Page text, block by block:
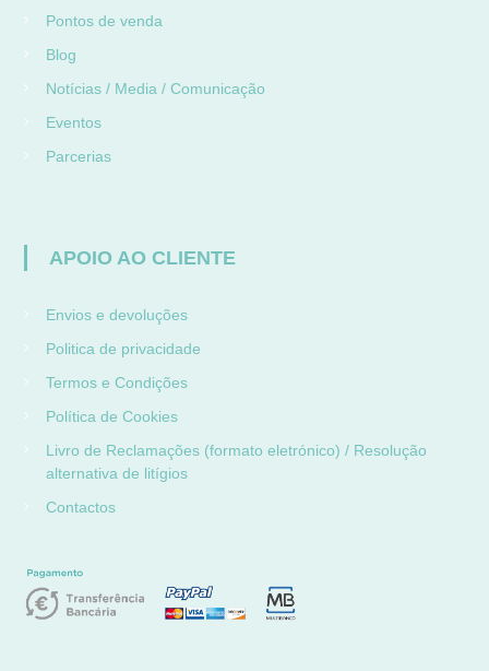
Pontos de venda
Blog
Notícias / Media / Comunicação
Eventos
Parcerias
APOIO AO CLIENTE
Envios e devoluções
Politica de privacidade
Termos e Condições
Política de Cookies
Livro de Reclamações (formato eletrónico) / Resolução
alternativa de litígios
Contactos